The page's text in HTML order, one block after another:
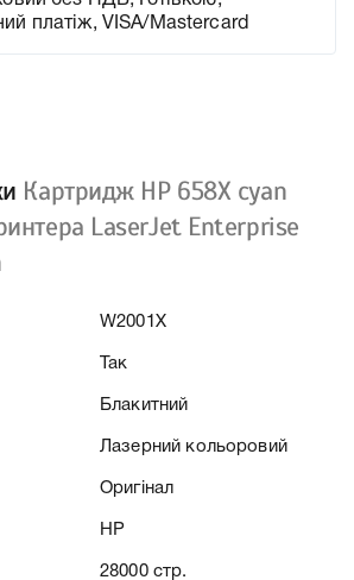
платіж, VISA/Mastercard
Картридж HP 658X cyan
LaserJet Enterprise
W2001X
Так
Блакитний
Лазерний кольоровий
Оригінал
HP
28000 стр.